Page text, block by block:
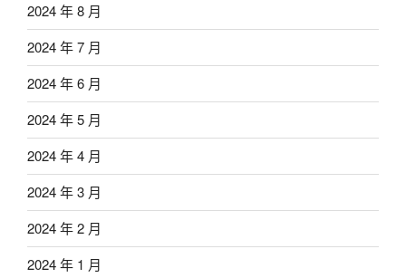
2024 年 8 月
2024 年 7 月
2024 年 6 月
2024 年 5 月
2024 年 4 月
2024 年 3 月
2024 年 2 月
2024 年 1 月